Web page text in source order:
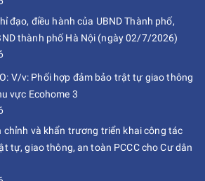
đạo, điều hành của UBND Thành phố,
thành phố Hà Nội (ngày 02/7/2026)
V/v: Phối hợp đảm bảo trật tự giao thông
vực Ecohome 3
chỉnh và khẩn trương triển khai công tác
tự, giao thông, an toàn PCCC cho Cư dân